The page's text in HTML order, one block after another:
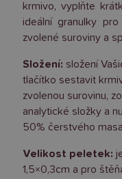
krmivo, vyplňte
ideální granulky
zvolené suroviny a
Složení: složení
tlačítko sestavit
zvolenou surovinu,
analytické složky a
50% čerstvého
Velikost peletek:
1,5×0,3cm a pro